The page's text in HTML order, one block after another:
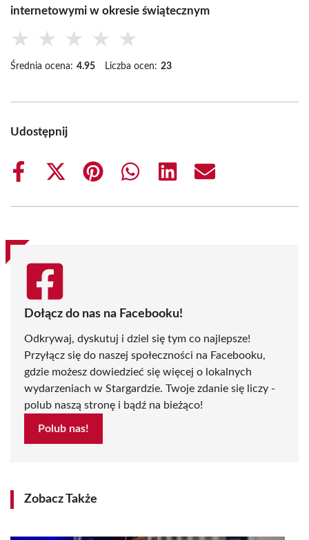
internetowymi w okresie świątecznym
★ ★ ★ ★ ★
Średnia ocena: 4.95 Liczba ocen: 23
Udostępnij
Share
Share
(Twitter)
Share
Share
Share
Share
Dołącz do nas na Facebooku!
Odkrywaj, dyskutuj i dziel się tym co najlepsze!
Przyłącz się do naszej społeczności na Facebooku,
gdzie możesz dowiedzieć się więcej o lokalnych
wydarzeniach w Stargardzie. Twoje zdanie się liczy -
polub naszą stronę i bądź na bieżąco!
Polub nas!
Zobacz Także